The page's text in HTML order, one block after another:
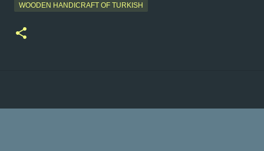
WOODEN HANDICRAFT OF TURKISH